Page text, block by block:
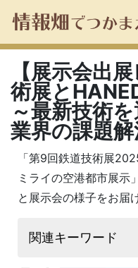
【展示会出
術展と
～最新技術
業界の課題
「第9回鉄道技術展
ミライの空港都市展示
と展示会の様子をお届
関連キーワード